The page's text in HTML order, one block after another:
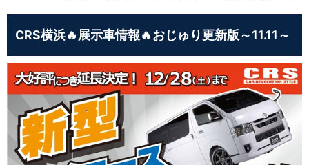
CRS横浜🔥展示車情報🔥おじゅり更新版～11.11～